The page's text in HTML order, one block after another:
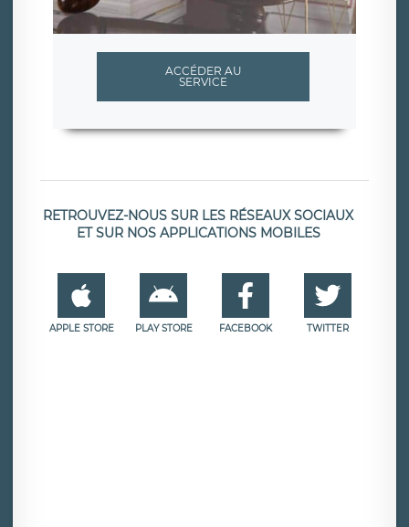
ACCÉDER AU
SERVICE
RETROUVEZ-NOUS SUR LES RÉSEAUX SOCIAUX
ET SUR NOS APPLICATIONS MOBILES
APPLE STORE PLAY STORE FACEBOOK TWITTER